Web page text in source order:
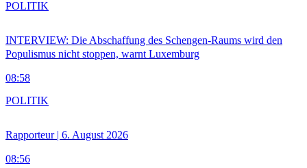
INTERVIEW: Die Abschaffung des Schengen-Raums wird den
Populismus nicht stoppen, warnt Luxemburg
08:58
POLITIK
Rapporteur | 6. August 2026
08:56
POLITIK